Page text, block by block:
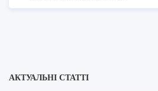
АКТУАЛЬНІ СТАТТІ